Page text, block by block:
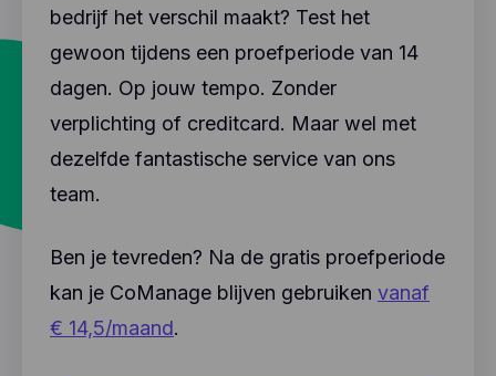
bedrijf het verschil maakt? Test het
gewoon tijdens een proefperiode van 14
dagen. Op jouw tempo. Zonder
verplichting of creditcard. Maar wel met
dezelfde fantastische service van ons
team.
Ben je tevreden? Na de gratis proefperiode
kan je CoManage blijven gebruiken vanaf
€ 14,5/maand.